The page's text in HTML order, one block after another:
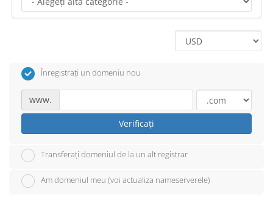
Înregistrați un domeniu nou
www.
Verificați
Transferați domeniul de la un alt registrar
Am domeniul meu (voi actualiza nameserverele)